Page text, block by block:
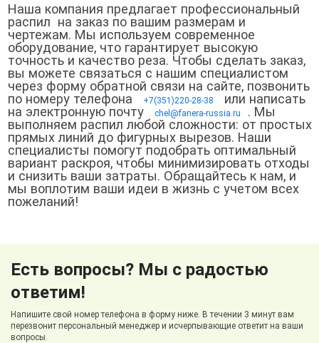
Наша компания предлагает профессиональный
распил на заказ по вашим размерам и
чертежам. Мы используем современное
оборудование, что гарантирует высокую
точность и качество реза. Чтобы сделать заказ,
вы можете связаться с нашим специалистом
через форму обратной связи на сайте, позвонить
по номеру телефона
+7(351)220-28-38
или написать
на электронную почту
chel@fanera-russia.ru
. Мы
выполняем распил любой сложности: от простых
прямых линий до фигурных вырезов. Наши
специалисты помогут подобрать оптимальный
вариант раскроя, чтобы минимизировать отходы
и снизить ваши затраты. Обращайтесь к нам, и
мы воплотим ваши идеи в жизнь с учетом всех
пожеланий!
Есть вопросы? Мы с радостью
ответим!
Напишите свой номер телефона в форму ниже. В течении 3 минут вам
перезвонит персональный менеджер и исчерпывающие ответит на ваши
вопросы.